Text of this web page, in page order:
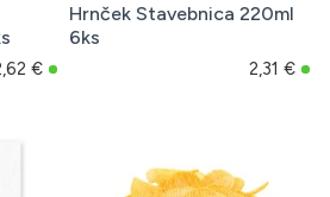
€
Hrnček Stavebnica 220ml
6ks
2,31 €